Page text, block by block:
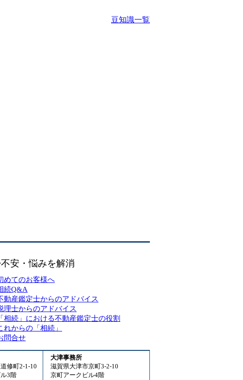
豆知識一覧
安・悩みを解消
めてのお客様へ
続Q&A
動産鑑定士からのアドバイス
理士からのアドバイス
「相続」における不動産鑑定士の役割
れからの「相続」
問合せ
修町2-1-10
3階
大津事務所
滋賀県大津市京町3-2-10
京町アークビル4階